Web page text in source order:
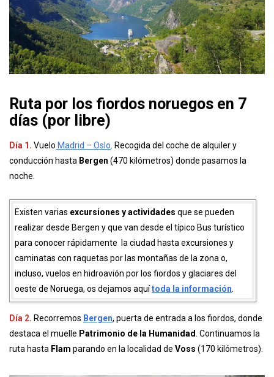
Ruta por los fiordos noruegos en 7
días (por libre)
Día 1. Vuelo Madrid – Oslo . Recogida del coche de alquiler y
conducción hasta Bergen (470 kilómetros) donde pasamos la
noche.
Existen varias excursiones y actividades que se pueden
realizar desde Bergen y que van desde el típico Bus turístico
para conocer rápidamente la ciudad hasta excursiones y
caminatas con raquetas por las montañas de la zona o,
incluso, vuelos en hidroavión por los fiordos y glaciares del
oeste de Noruega, os dejamos aquítoda la información
Día 2. Recorremos Bergen, puerta de entrada a los fiordos, donde
destaca el muelle Patrimonio de la Humanidad . Continuamos la
ruta hasta Flam parando en la localidad de Voss (170 kilómetros).